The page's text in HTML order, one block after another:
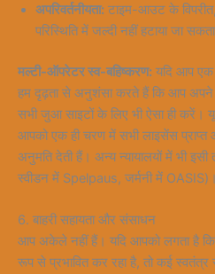
अपरिवर्तनीयता: टाइम-आउट के
परिस्थिति में जल्दी नहीं हटाया जा
मल्टी-ऑपरेटर स्व-बहिष्करण: यदि आप एक
हम दृढ़ता से अनुशंसा करते हैं कि आप अपने
सभी जुआ साइटों के लिए भी ऐसा ही करें।
आपको एक ही चरण में सभी लाइसेंस
अनुमति देती हैं। अन्य न्यायालयों में भी
स्वीडन में Spelpaus, जर्मनी में OASIS)।
6. बाहरी सहायता और संसाधन
आप अकेले नहीं हैं। यदि आपको लगता है
रूप से प्रभावित कर रहा है, तो कई